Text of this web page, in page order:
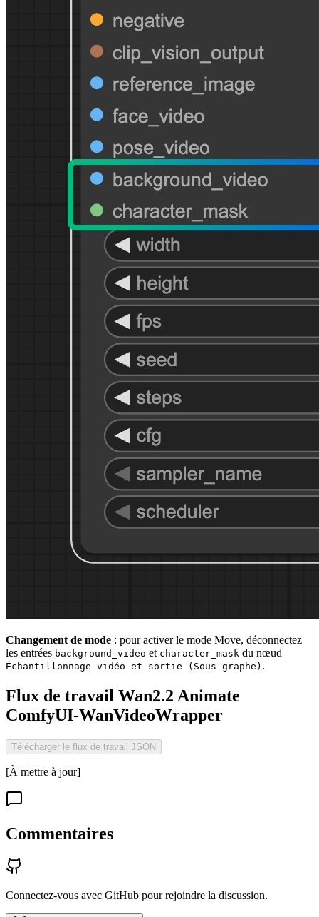
Changement de mode : pour activer le mode Move, déconnectez
les entrées background_video et character_mask du nœud
Échantillonnage vidéo et sortie (Sous-graphe) .
Flux de travail Wan2.2 Animate
ComfyUI-WanVideoWrapper
Télécharger le flux de travail JSON
[À mettre à jour]
Commentaires
Connectez-vous avec GitHub pour rejoindre la discussion.